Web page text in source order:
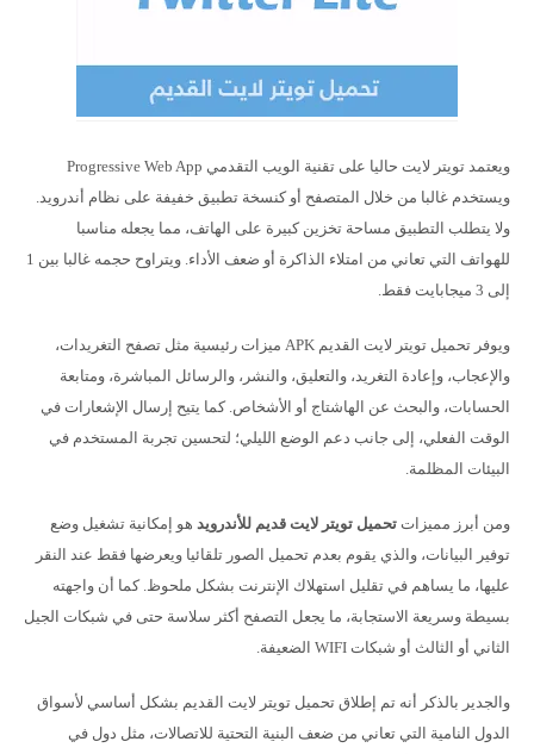
ويعتمد تويتر لايت حاليا على تقنية الويب التقدمي Progressive Web App
ويستخدم غالبا من خلال المتصفح أو كنسخة تطبيق خفيفة على نظام أندرويد.
ولا يتطلب التطبيق مساحة تخزين كبيرة على الهاتف، مما يجعله مناسبا
للهواتف التي تعاني من امتلاء الذاكرة أو ضعف الأداء. ويتراوح حجمه غالبا بين 1
إلى 3 ميجابايت فقط.
ويوفر تحميل تويتر لايت القديم APK ميزات رئيسية مثل تصفح التغريدات،
والإعجاب، وإعادة التغريد، والتعليق، والنشر، والرسائل المباشرة، ومتابعة
الحسابات، والبحث عن الهاشتاج أو الأشخاص. كما يتيح إرسال الإشعارات في
الوقت الفعلي، إلى جانب دعم الوضع الليلي؛ لتحسين تجربة المستخدم في
البيئات المظلمة.
ومن أبرز مميزات تحميل تويتر لايت قديم للأندرويد هو إمكانية تشغيل وضع
توفير البيانات، والذي يقوم بعدم تحميل الصور تلقائيا ويعرضها فقط عند النقر
عليها، ما يساهم في تقليل استهلاك الإنترنت بشكل ملحوظ. كما أن واجهته
بسيطة وسريعة الاستجابة، ما يجعل التصفح أكثر سلاسة حتى في شبكات الجيل
الثاني أو الثالث أو شبكات WIFI الضعيفة.
والجدير بالذكر أنه تم إطلاق تحميل تويتر لايت القديم بشكل أساسي لأسواق
الدول النامية التي تعاني من ضعف البنية التحتية للاتصالات، مثل دول في